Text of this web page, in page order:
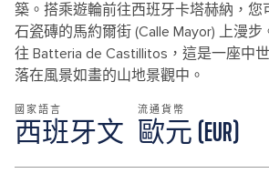
築。搭乘遊輪前往西班牙卡塔赫納，您
石瓷磚的馬約爾街 (Calle Mayor) 上漫
往 Batteria de Castillitos，這是一座中
落在風景如畫的山地景觀中。
國家語言
西班牙文
流通貨幣
歐元 (EUR)